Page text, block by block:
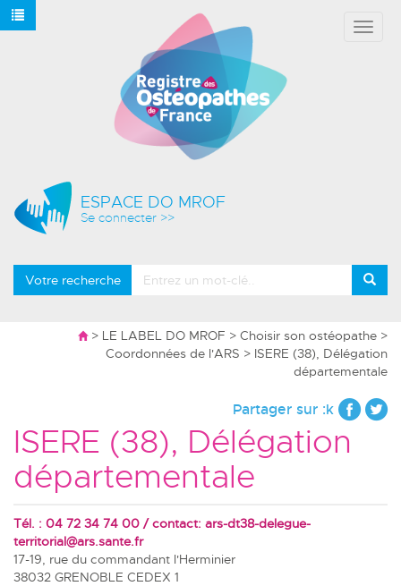
ESPACE DO MROF
Se connecter >>
Votre recherche
> LE LABEL DO MROF > Choisir son ostéopathe >
Coordonnées de l'ARS > ISERE (38), Délégation
départementale
Partager sur :k
ISERE (38), Délégation
départementale
Tél. : 04 72 34 74 00 / contact: ars-dt38-delegue-
territorial@ars.sante.fr
17-19, rue du commandant l'Herminier
38032 GRENOBLE CEDEX 1